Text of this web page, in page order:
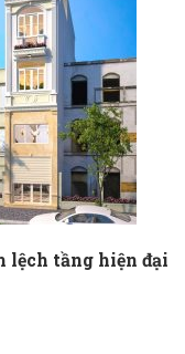
lệch tầng hiện đại